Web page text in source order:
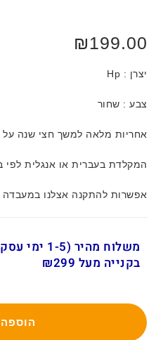
₪199.00
יצרן : Hp
צבע : שחור
אחריות מלאה למשך חצי שנה
המקלדת בעברית או אנגלית לפי
אפשרות להתקנה אצלנו
משלוח מהיר
בקנייה מעל ₪299